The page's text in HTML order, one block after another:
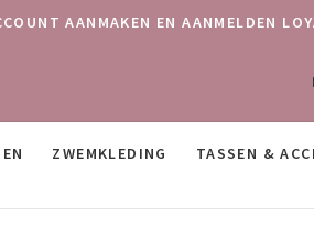
AANMAKEN EN AANMELDEN
ZWEMKLEDING
TASSEN &